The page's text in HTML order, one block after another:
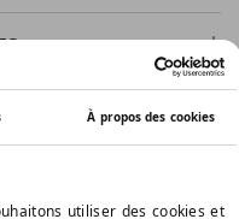
À propos des cookies
utiliser des cookies et